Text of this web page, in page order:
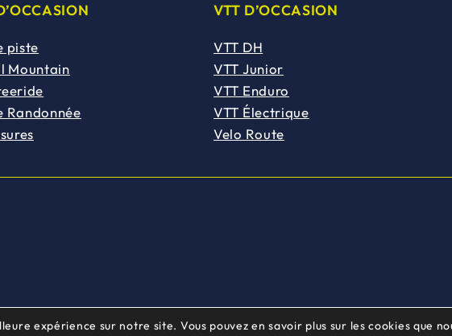
piste
Mountain
Randonnée
VTT D’OCCASION
VTT DH
VTT Junior
VTT Enduro
VTT Électrique
Velo Route
expérience sur notre site. Vous pouvez en savoir plus sur les cookies que